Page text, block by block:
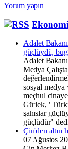
Yorum yapın
Adalet
güçlüydü,
Adalet
Medya
sosyal medya
meçhul
Gürlek,
şahıslar
güçlüdür"
Çin'den altın
07 Ağustos